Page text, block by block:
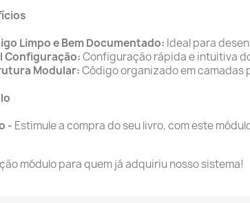
Limpo e Bem Documentado: Ideal para
Configuração:Configuração rápida e intuitiva
Modular:Código organizado em camadas
- Estimule a compra do seu livro, com este
módulo para quem já adquiriu nosso sistema!